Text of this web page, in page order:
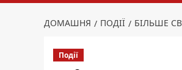
ДОМАШНЯ ПОДІЇ БІЛЬШЕ
Події